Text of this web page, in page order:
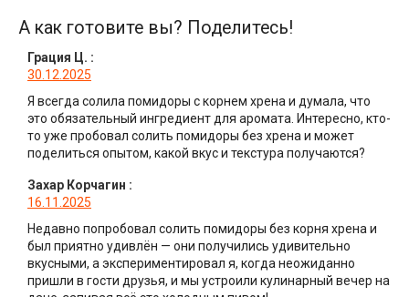
А как готовите вы? Поделитесь!
Грация Ц. :
30.12.2025
Я всегда солила помидоры с корнем хрена и думала, что
это обязательный ингредиент для аромата. Интересно, кто-
то уже пробовал солить помидоры без хрена и может
поделиться опытом, какой вкус и текстура получаются?
Захар Корчагин :
16.11.2025
Недавно попробовал солить помидоры без корня хрена и
был приятно удивлён — они получились удивительно
вкусными, а экспериментировал я, когда неожиданно
пришли в гости друзья, и мы устроили кулинарный вечер на